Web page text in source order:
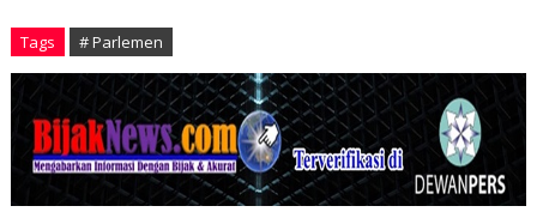
Tags # Parlemen